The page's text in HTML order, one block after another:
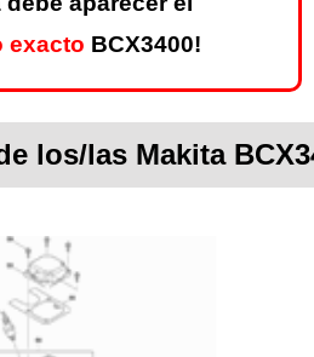
exacto BCX3400!
los/las Makita